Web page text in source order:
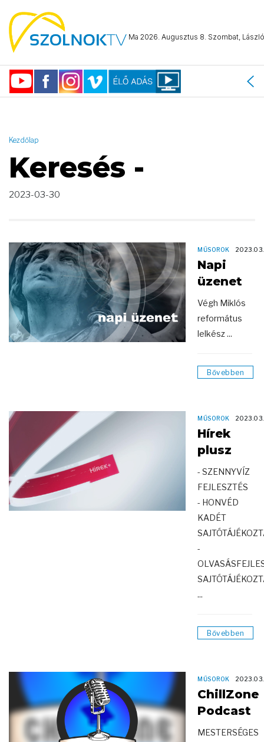
Ma 2026. Augusztus 8. Szombat,
"2023-03-30 23:59:59" )
Kezdőlap
Keresés -
2023-03-30
MŰSOROK
Napi
üzenet
Végh Miklós
református
lelkész ...
Bővebben
MŰSOROK
Hírek
plusz
- SZENNYVÍZ
FEJLESZTÉS
- HONVÉD
KADÉT
-
...
Bővebben
MŰSOROK
ChillZone
Podcast
MESTERSÉGES